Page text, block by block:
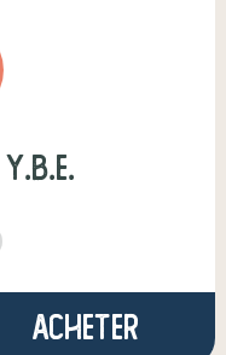
Acheter